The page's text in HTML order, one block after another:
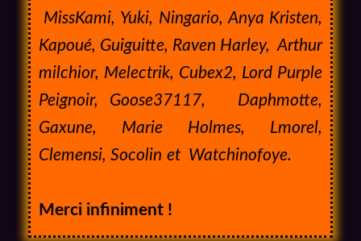
MissKami, Yuki, Ningario, Anya Kristen,
Kapoué, Guiguitte, Raven Harley, Arthur
milchior, Melectrik, Cubex2, Lord Purple
Peignoir, Goose37117, Daphmotte,
Gaxune, Marie Holmes, Lmorel,
Clemensi, Socolin et Watchinofoye.
Merci infiniment !